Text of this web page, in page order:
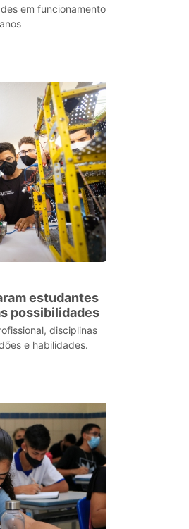
em funcionamento
estudantes
possibilidades
disciplinas
e habilidades.